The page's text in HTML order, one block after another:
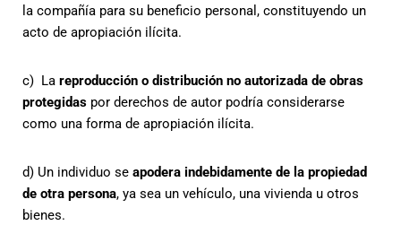
la compañía para su beneficio personal, constituyendo un
acto de apropiación ilícita.
c) La reproducción o distribución no autorizada de obras
protegidas por derechos de autor podría considerarse
como una forma de apropiación ilícita.
d) Un individuo se apodera indebidamente de la propiedad
de otra persona, ya sea un vehículo, una vivienda u otros
bienes.